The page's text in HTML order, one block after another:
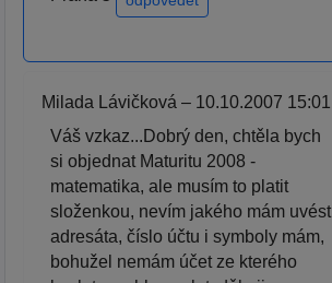
Milada Lávičková – 10.10.2007 15:01
Váš vzkaz...Dobrý den, chtěla bych
si objednat Maturitu 2008 -
matematika, ale musím to platit
složenkou, nevím jakého mám uvést
adresáta, číslo účtu i symboly mám,
bohužel nemám účet ze kterého